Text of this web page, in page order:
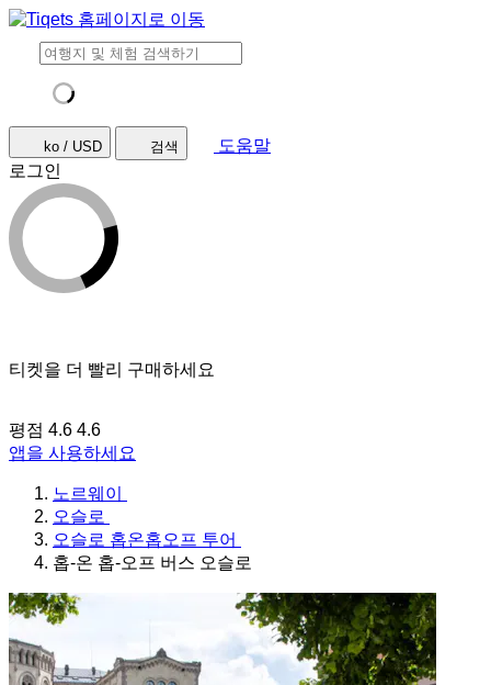
ko / USD 검색
도움말
로그인
티켓을 더 빨리 구매하세요
평점 4.6 4.6
앱을 사용하세요
노르웨이
오슬로
오슬로 홉온홉오프 투어
홉-온 홉-오프 버스 오슬로